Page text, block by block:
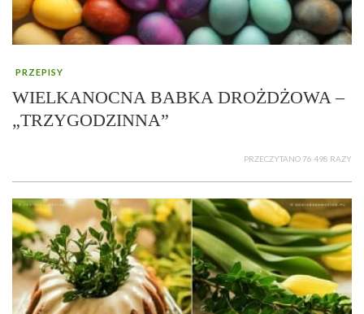
PRZEPISY
WIELKANOCNA BABKA DROŻDŻOWA –
„TRZYGODZINNA”
PRZECZYTANO 76 498 RAZY